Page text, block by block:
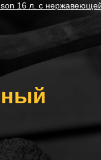
16 л. с